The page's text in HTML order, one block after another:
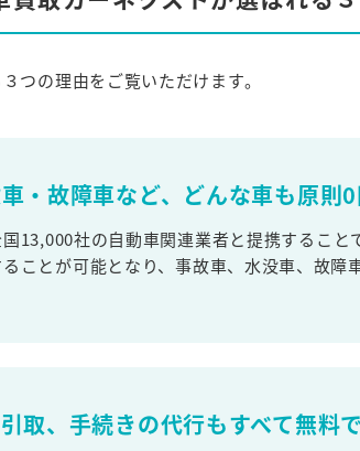
つの理由をご覧いただけます。
・故障車など、どんな車も原則
13,000社の自動車関連業者と提携するこ
ことが可能となり、事故車、水没車、故
取、手続きの代行もすべて無料